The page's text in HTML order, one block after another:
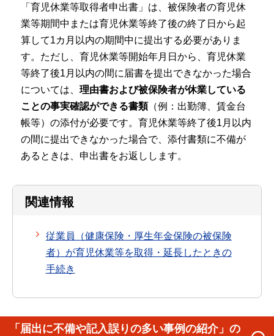
「育児休業等取得者申出書」は、被保険者の育児休
業等期間中または育児休業等終了後の終了日から起
算して1カ月以内の期間中に提出する必要がありま
す。ただし、育児休業等開始年月日から、育児休業
等終了後1月以内の間に届書を提出できなかった場合
については、 理由書および被保険者が休業している
ことの事実確認ができる書類（例：出勤簿、賃金台
帳等）の添付が必要です。育児休業等終了後1月以内
の間に提出できなかった場合で、添付書類に不備が
あるときは、申出書をお返しします。
関連情報
従業員（健康保険・厚生年金保険の被保険
者）が育児休業等を取得・延長したときの
手続き
「届出に不備や記入誤りの多い事例の紹介」の